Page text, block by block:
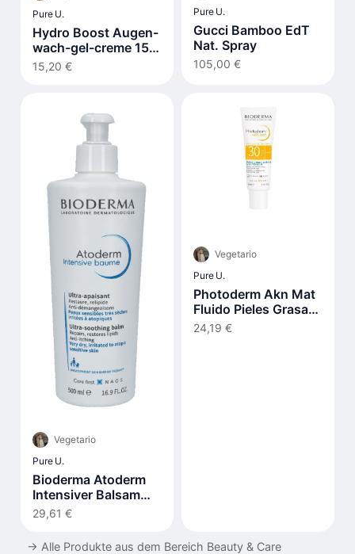
Pure U.
Hydro Boost Augen-
wach-gel-creme 15
ml
15,20 €
Pure U.
Gucci Bamboo EdT
Nat. Spray
105,00 €
Vegetario
Pure U.
Bioderma Atoderm
Intensiver Balsam
500ml
29,61 €
Vegetario
Pure U.
Photoderm Akn Mat
Fluido Pieles Grasas
Y Acnéicas Spf30 40
24,19 €
→ Alle Produkte aus dem Bereich Beauty & Care